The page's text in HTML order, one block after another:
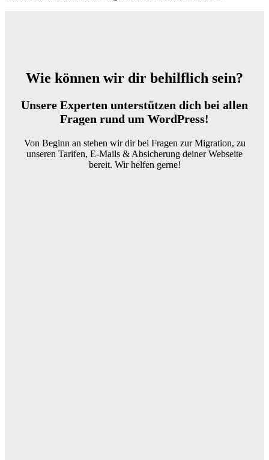
Wie können wir dir behilflich sein?
Unsere Experten unterstützen dich bei allen
Fragen rund um WordPress!
Von Beginn an stehen wir dir bei Fragen zur Migration, zu
unseren Tarifen, E-Mails & Absicherung deiner Webseite
bereit. Wir helfen gerne!